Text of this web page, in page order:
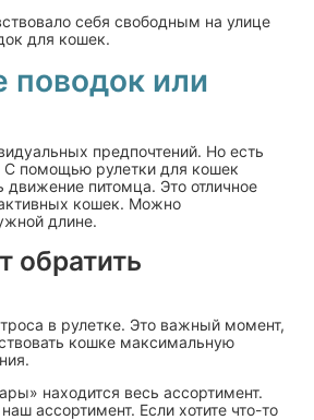
себя свободным на улице
для кошек.
поводок или
предпочтений. Но есть
С помощью рулетки для кошек
движение питомца. Это отличное
кошек. Можно
длине.
обратить
в рулетке. Это важный момент,
кошке максимальную
находится весь ассортимент.
ассортимент. Если хотите что-то